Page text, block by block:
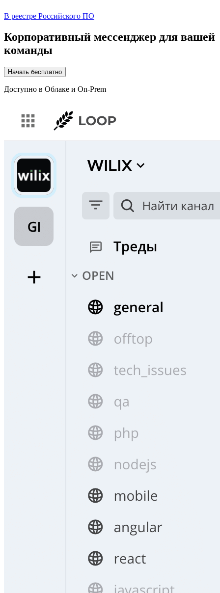
В реестре Российского ПО
Корпоративный мессенджер для вашей
команды
Начать бесплатно
Доступно в Облаке и On-Prem